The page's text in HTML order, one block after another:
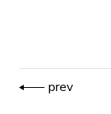
prev